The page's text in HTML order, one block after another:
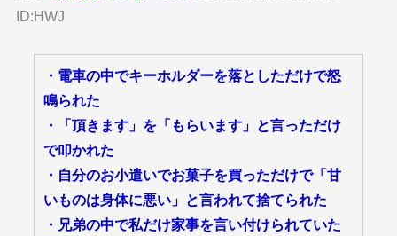
ID:HWJ
・電車の中でキーホルダーを落としただけで怒
鳴られた
・「頂きます」を「もらいます」と言っただけ
で叩かれた
・自分のお小遣いでお菓子を買っただけで「甘
いものは身体に悪い」と言われて捨てられた
・兄弟の中で私だけ家事を言い付けられていた